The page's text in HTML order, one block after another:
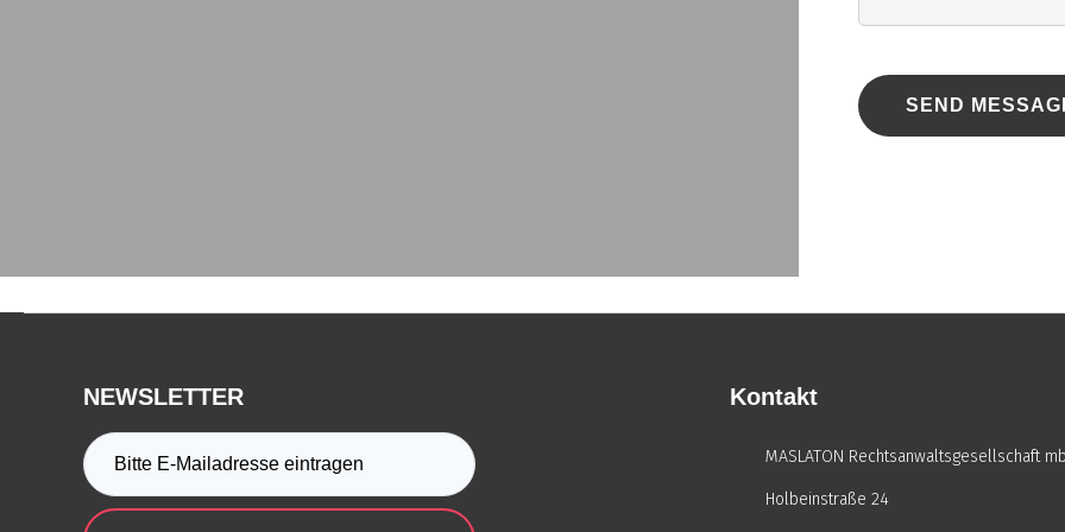
NEWSLETTER Kontakt
MASLATON Rechtsanwaltsgesellschaft
Holbeinstraße 24